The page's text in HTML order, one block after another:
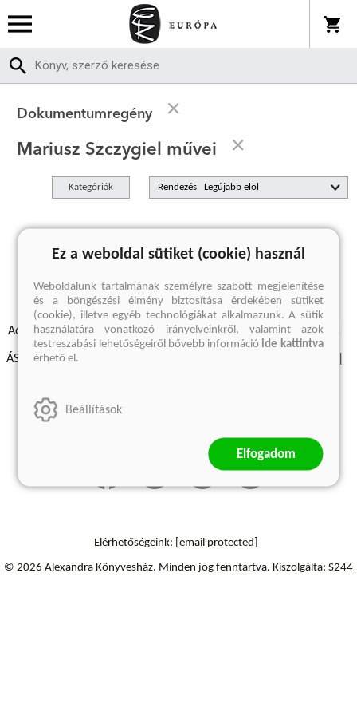
Dokumentumregény
Mariusz Szczygiel művei
Kategóriák Rendezés
A keresett kifejezésre nincs találat
Adatvédelmi szabályzatok Elállási felmondási nyilatkozat
ÁSZF - Vásárlási feltételek
Szállítási információk
Elérhetőségeink: [email protected]
© 2026 Alexandra Könyvesház. Minden jog fenntartva. Kiszolgálta: S244
Ez a weboldal sütiket (cookie) használ
Weboldalunk tartalmának személyre szabott megjelenítése
és a böngészési élmény biztosítása érdekében sütiket
(cookie), illetve egyéb technológiákat alkalmazunk. A sütik
használatára vonatkozó irányelveinkről, valamint azok
testreszabási lehetőségeiről bővebb információide kattintva
érhető el.
Beállítások
Elfogadom